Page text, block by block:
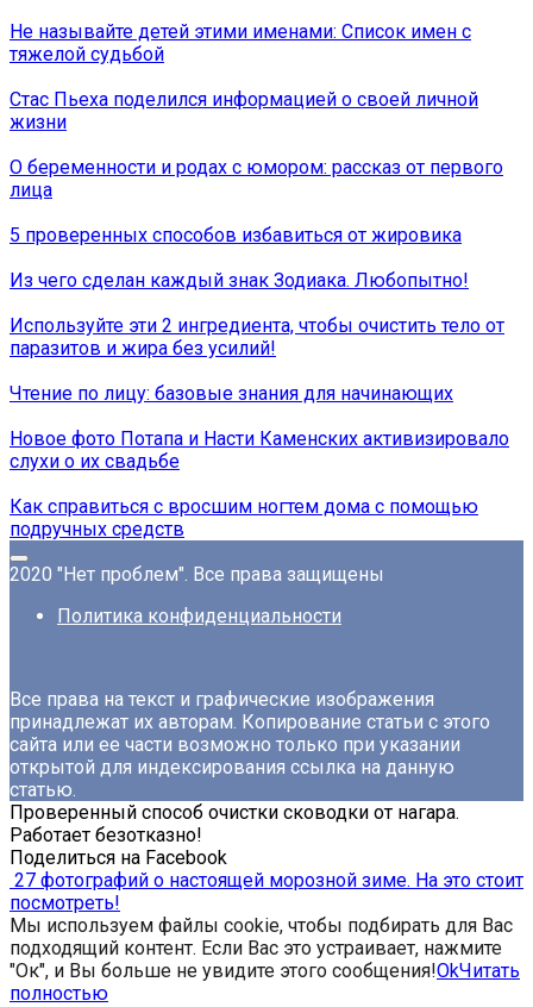
Не называйте детей этими именами: Список имен с
тяжелой судьбой
Стас Пьеха поделился информацией о своей личной
жизни
О беременности и родах с юмором: рассказ от первого
лица
5 проверенных способов избавиться от жировика
Из чего сделан каждый знак Зодиака. Любопытно!
Используйте эти 2 ингредиента, чтобы очистить тело от
паразитов и жира без усилий!
Чтение по лицу: базовые знания для начинающих
Новое фото Потапа и Насти Каменских активизировало
слухи о их свадьбе
Как справиться с вросшим ногтем дома с помощью
подручных средств
2020 "Нет проблем". Все права защищены
Политика конфиденциальности
Все права на текст и графические изображения
принадлежат их авторам. Копирование статьи с этого
сайта или ее части возможно только при указании
открытой для индексирования ссылка на данную
статью.
Проверенный способ очистки сководки от нагара.
Работает безотказно!
Поделиться на Facebook
27 фотографий о настоящей морозной зиме. На это стоит
посмотреть!
Мы используем файлы cookie, чтобы подбирать для Вас
подходящий контент. Если Вас это устраивает, нажмите
"Ок", и Вы больше не увидите этого сообщения!OkЧитать
полностью